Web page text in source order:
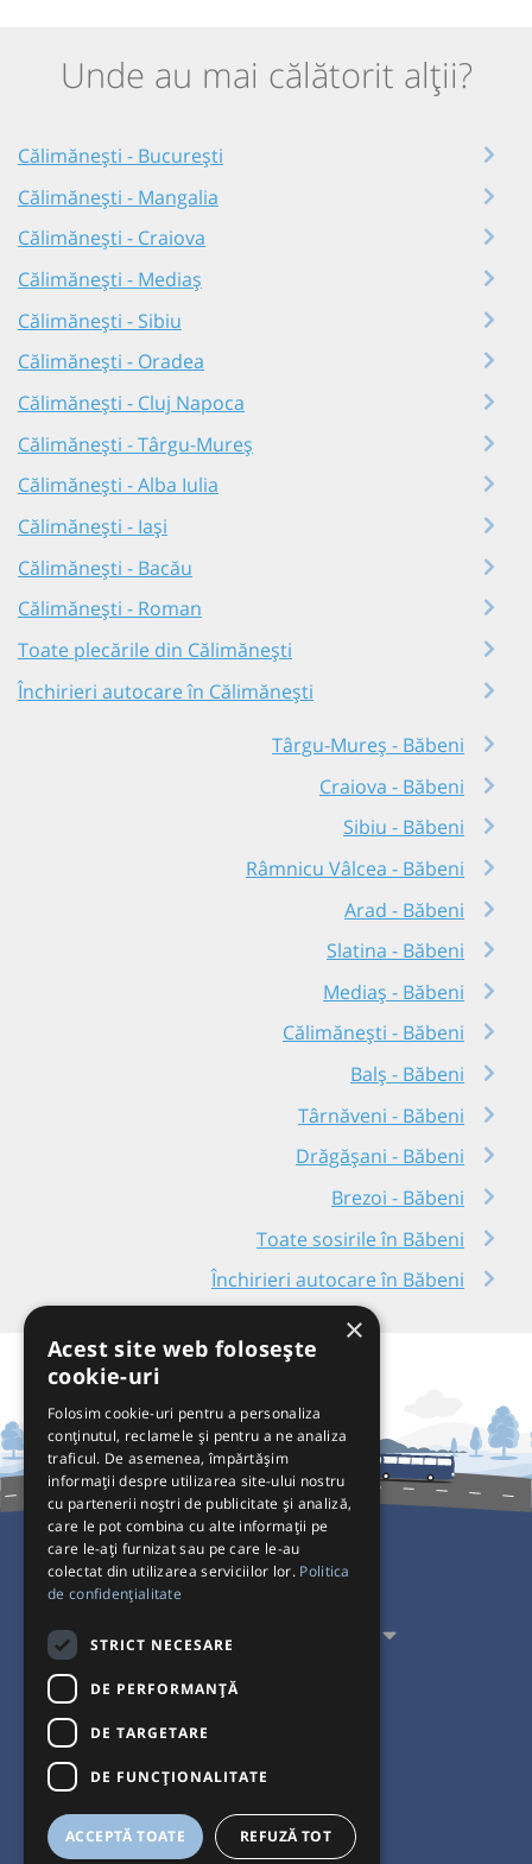
Unde au mai călătorit alții?
Călimănești - București
Călimănești - Mangalia
Călimănești - Craiova
Călimănești - Mediaș
Călimănești - Sibiu
Călimănești - Oradea
Călimănești - Cluj Napoca
Călimănești - Târgu-Mureș
Călimănești - Alba Iulia
Călimănești - Iași
Călimănești - Bacău
Călimănești - Roman
Toate plecările din Călimănești
Închirieri autocare în Călimănești
Târgu-Mureș - Băbeni
Craiova - Băbeni
Sibiu - Băbeni
Râmnicu Vâlcea - Băbeni
Arad - Băbeni
Slatina - Băbeni
Mediaș - Băbeni
Călimănești - Băbeni
Balș - Băbeni
Târnăveni - Băbeni
Drăgășani - Băbeni
Brezoi - Băbeni
Toate sosirile în Băbeni
Închirieri autocare în Băbeni
Pentru Călători
Pentru Transportatori
Interacționăm
Acceptăm plăți cu
×
Acest site web folosește
cookie-uri
Folosim cookie-uri pentru a personaliza
conținutul, reclamele și pentru a ne analiza
traficul. De asemenea, împărtășim
informații despre utilizarea site-ului nostru
cu partenerii noștri de publicitate și analiză,
care le pot combina cu alte informații pe
care le-ați furnizat sau pe care le-au
colectat din utilizarea serviciilor lor. Politica
de confidențialitate
STRICT NECESARE
DE PERFORMANȚĂ
DE TARGETARE
DE FUNCŢIONALITATE
ACCEPTĂ TOATE REFUZĂ TOT